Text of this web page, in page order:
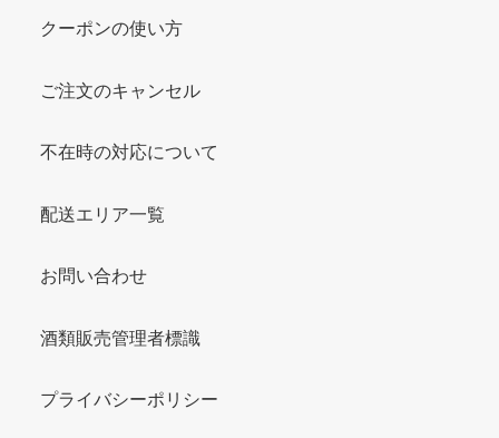
クーポンの使い方
ご注文のキャンセル
不在時の対応について
配送エリア一覧
お問い合わせ
酒類販売管理者標識
プライバシーポリシー